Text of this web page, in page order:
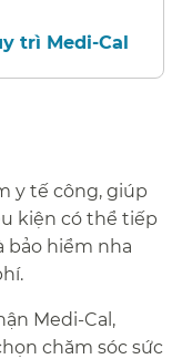
trì Medi-Cal​​
y tế công, giúp
kiện có thể tiếp
bảo hiểm nha
Medi-Cal,
chăm sóc sức